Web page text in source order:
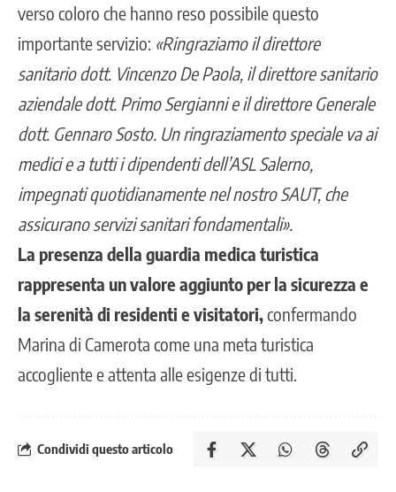
verso coloro che hanno reso possibile questo
importante servizio: «Ringraziamo il direttore
sanitario dott. Vincenzo De Paola, il direttore sanitario
aziendale dott. Primo Sergianni e il direttore Generale
dott. Gennaro Sosto. Un ringraziamento speciale va ai
medici e a tutti i dipendenti dell’ASL Salerno,
impegnati quotidianamente nel nostro SAUT, che
assicurano servizi sanitari fondamentali».
La presenza della guardia medica turistica
rappresenta un valore aggiunto per la sicurezza e
la serenità di residenti e visitatori,confermando
Marina di Camerota come una meta turistica
accogliente e attenta alle esigenze di tutti.
Condividi questo articolo